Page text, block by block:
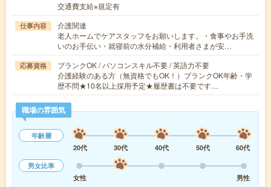
交通費支給※規定有
仕事内容
介護関連
老人ホームでケアスタッフをお願いします。・食事やお手洗
いのお手伝い・就寝前の水分補給・利用者さまが安…
応募資格
ブランクOK / パソコンスキル不要 / 英語力不要
介護経験のある方（無資格でもOK！）ブランクOK年齢・学
歴不問★10名以上採用予定★履歴書は不要です…
職場の雰囲気
年齢層
20代
30代 40代 50代
60代
男女比率
女性
男性